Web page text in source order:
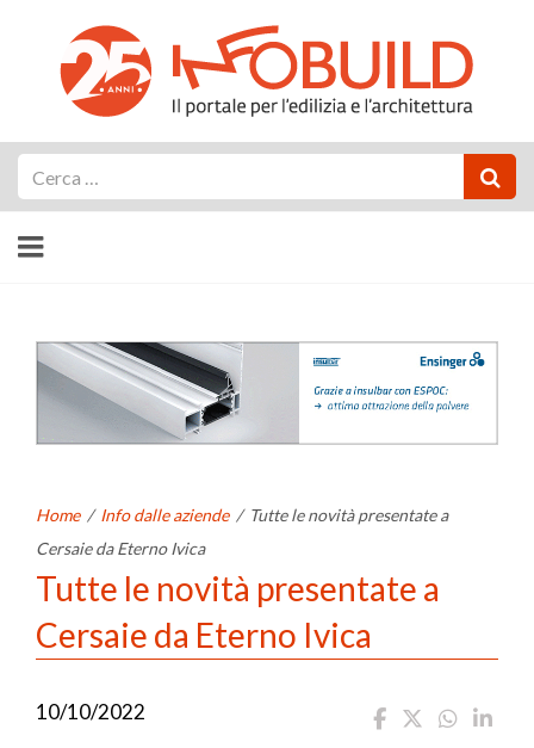
Home / Info dalle aziende / Tutte le novità presentate a
Cersaie da Eterno Ivica
Tutte le novità presentate a
Cersaie da Eterno Ivica
10/10/2022